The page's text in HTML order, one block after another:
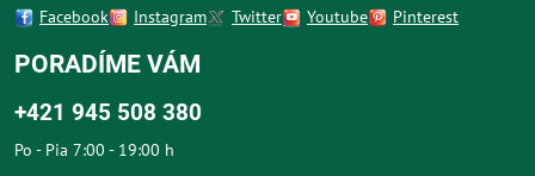
Facebook Instagram Twitter Youtube Pinterest
PORADÍME VÁM
+421 945 508 380
Po - Pia 7:00 - 19:00 h